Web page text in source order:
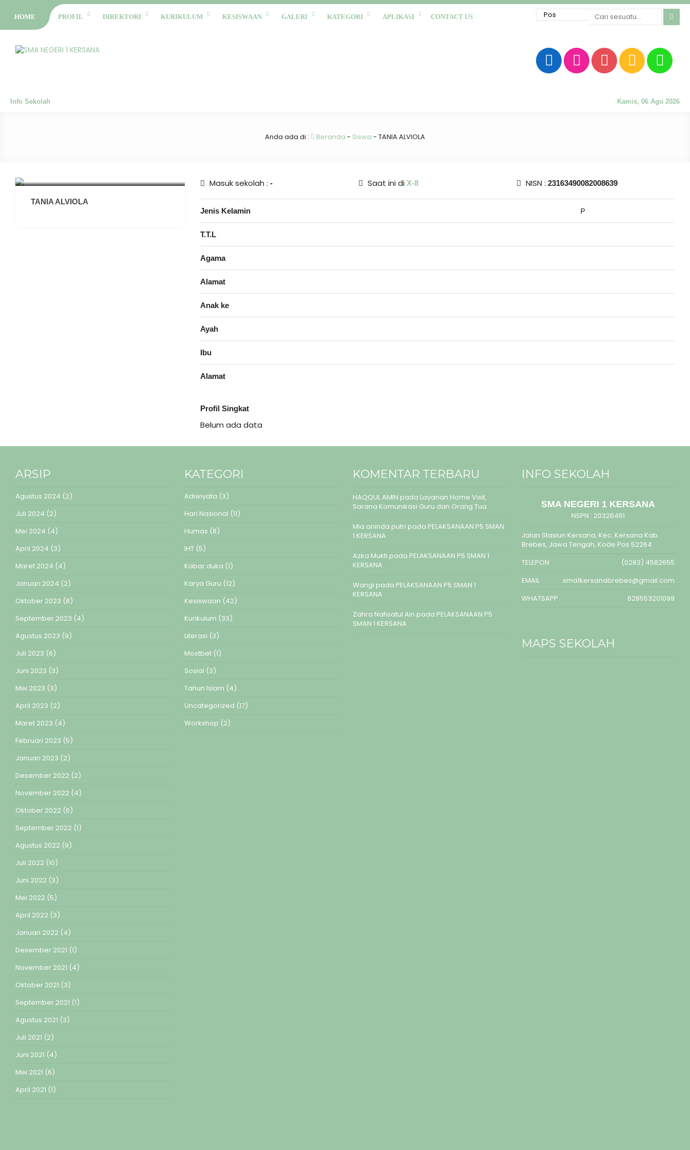
HOME PROFIL DIREKTORI KURIKULUM KESISWAAN GALERI KATEGORI APLIKASI CONTACT US
Info Sekolah Kamis, 06 Agu 2026
Anda ada di : Beranda - Siswa - TANIA ALVIOLA
TANIA ALVIOLA
Masuk sekolah : - Saat ini di X-8 NISN : 23163490082008639
Jenis Kelamin P
T.T.L
Agama
Alamat
Anak ke
Ayah
Ibu
Alamat
Profil Singkat
Belum ada data
ARSIP
Agustus 2024 (2)
Juli 2024 (2)
Mei 2024 (4)
April 2024 (3)
Maret 2024 (4)
Januari 2024 (2)
Oktober 2023 (8)
September 2023 (4)
Agustus 2023 (9)
Juli 2023 (6)
Juni 2023 (3)
Mei 2023 (3)
April 2023 (2)
Maret 2023 (4)
Februari 2023 (5)
Januari 2023 (2)
Desember 2022 (2)
November 2022 (4)
Oktober 2022 (6)
September 2022 (1)
Agustus 2022 (9)
Juli 2022 (10)
Juni 2022 (3)
Mei 2022 (5)
April 2022 (3)
Januari 2022 (4)
Desember 2021 (1)
November 2021 (4)
Oktober 2021 (3)
September 2021 (1)
Agustus 2021 (3)
Juli 2021 (2)
Juni 2021 (4)
Mei 2021 (6)
April 2021 (1)
KATEGORI
Adiwiyata (3)
Hari Nasional (11)
Humas (8)
IHT(5)
Kabar duka (1)
Karya Guru (12)
Kesiswaan (42)
Kurikulum (33)
Literasi (3)
Mostbet(1)
Sosial (3)
Tahun Islam (4)
Uncategorized (17)
Workshop (2)
KOMENTAR TERBARU
HAQQUL AMIN pada Layanan Home Visit,
Sarana Komunikasi Guru dan Orang Tua
Mia aninda putri pada PELAKSANAAN P5 SMAN
1 KERSANA
Azka Mukti pada PELAKSANAAN P5 SMAN 1
KERSANA
Wangi pada PELAKSANAAN P5 SMAN 1
KERSANA
Zahra Nafisatul Ain pada PELAKSANAAN P5
SMAN 1 KERSANA
INFO SEKOLAH
SMA NEGERI 1 KERSANA
NSPN : 20326461
Jalan Stasiun Kersana, Kec. Kersana Kab.
Brebes, Jawa Tengah, Kode Pos 52264
TELEPON
(0283) 4582655
EMAIL
sma1kersanabrebes@gmail.com
WHATSAPP
628553201099
MAPS SEKOLAH